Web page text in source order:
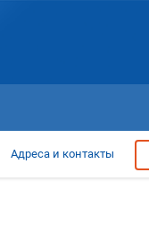
Адреса и контакты